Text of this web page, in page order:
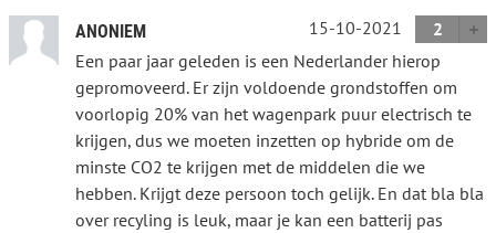
ANONIEM 15-10-2021
2
Een paar jaar geleden is een Nederlander hierop
gepromoveerd. Er zijn voldoende grondstoffen om
voorlopig 20% van het wagenpark puur electrisch te
krijgen, dus we moeten inzetten op hybride om de
minste CO2 te krijgen met de middelen die we
hebben. Krijgt deze persoon toch gelijk. En dat bla bla
over recyling is leuk, maar je kan een batterij pas